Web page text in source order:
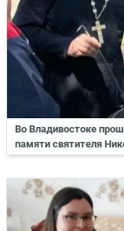
Во Владивостоке
памяти святителя